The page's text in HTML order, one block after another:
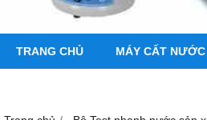
TRANG CHỦ MÁY CẤT